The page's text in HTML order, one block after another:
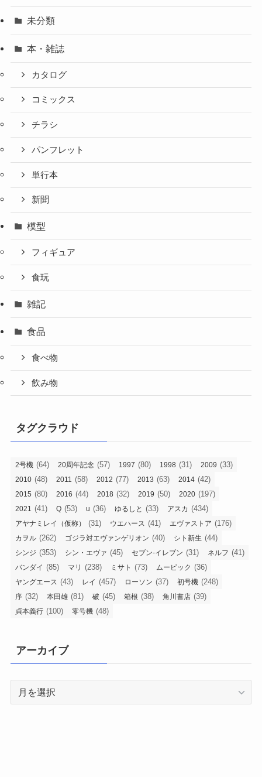
未分類
本・雑誌
カタログ
コミックス
チラシ
パンフレット
単行本
新聞
模型
フィギュア
食玩
雑記
食品
食べ物
飲み物
タグクラウド
2号機 (64) 20周年記念 (57) 1997 (80) 1998 (31) 2009 (33)
2010 (48) 2011 (58) 2012 (77) 2013 (63) 2014 (42)
2015 (80) 2016 (44) 2018 (32) 2019 (50) 2020 (197)
2021 (41) Q (53) u (36) ゆるしと (33) アスカ (434)
アヤナミレイ（仮称） (31) ウエハース (41) エヴァストア (176)
カヲル (262) ゴジラ対エヴァンゲリオン (40) シト新生 (44)
シンジ (353) シン・エヴァ (45) セブン-イレブン (31) ネルフ (41)
バンダイ (85) マリ (238) ミサト (73) ムービック (36)
ヤングエース (43) レイ (457) ローソン (37) 初号機 (248)
序 (32) 本田雄 (81) 破 (45) 箱根 (38) 角川書店 (39)
貞本義行 (100) 零号機 (48)
アーカイブ